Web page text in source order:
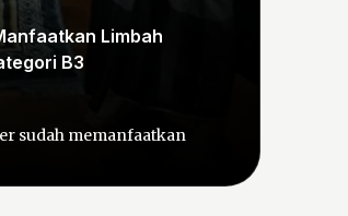
Limbah
B3
sudah memanfaatkan